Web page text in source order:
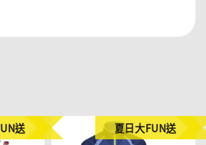
送 夏日大FUN送